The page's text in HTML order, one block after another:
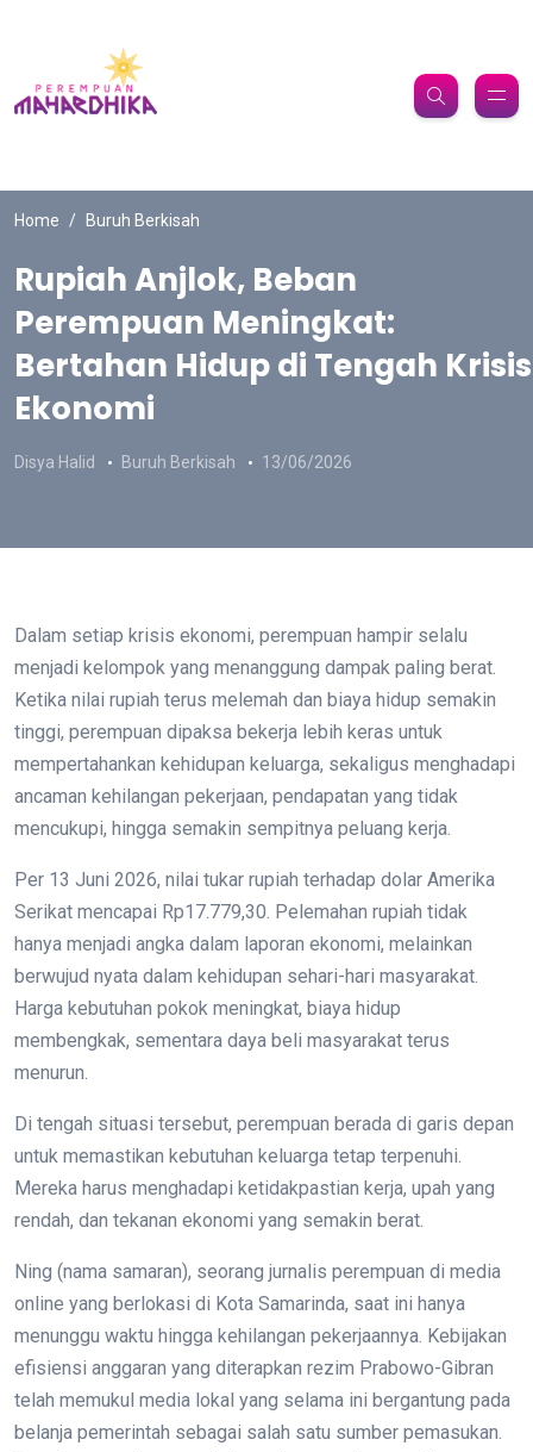
Home Buruh Berkisah
Rupiah Anjlok, Beban
Perempuan Meningkat:
Bertahan Hidup di Tengah Krisis
Ekonomi
Disya Halid Buruh Berkisah 13/06/2026
Dalam setiap krisis ekonomi, perempuan hampir selalu
menjadi kelompok yang menanggung dampak paling berat.
Ketika nilai rupiah terus melemah dan biaya hidup semakin
tinggi, perempuan dipaksa bekerja lebih keras untuk
mempertahankan kehidupan keluarga, sekaligus menghadapi
ancaman kehilangan pekerjaan, pendapatan yang tidak
mencukupi, hingga semakin sempitnya peluang kerja.
Per 13 Juni 2026, nilai tukar rupiah terhadap dolar Amerika
Serikat mencapai Rp17.779,30. Pelemahan rupiah tidak
hanya menjadi angka dalam laporan ekonomi, melainkan
berwujud nyata dalam kehidupan sehari-hari masyarakat.
Harga kebutuhan pokok meningkat, biaya hidup
membengkak, sementara daya beli masyarakat terus
menurun.
Di tengah situasi tersebut, perempuan berada di garis depan
untuk memastikan kebutuhan keluarga tetap terpenuhi.
Mereka harus menghadapi ketidakpastian kerja, upah yang
rendah, dan tekanan ekonomi yang semakin berat.
Ning (nama samaran), seorang jurnalis perempuan di media
online yang berlokasi di Kota Samarinda, saat ini hanya
menunggu waktu hingga kehilangan pekerjaannya. Kebijakan
efisiensi anggaran yang diterapkan rezim Prabowo-Gibran
telah memukul media lokal yang selama ini bergantung pada
belanja pemerintah sebagai salah satu sumber pemasukan.